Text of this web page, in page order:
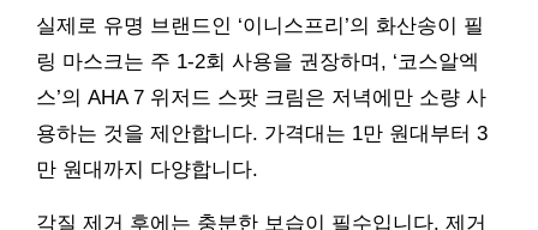
실제로 유명 브랜드인 ‘이니스프리’의 화산송이 필
링 마스크는 주 1-2회 사용을 권장하며, ‘코스알엑
스’의 AHA 7 위저드 스팟 크림은 저녁에만 소량 사
용하는 것을 제안합니다. 가격대는 1만 원대부터 3
만 원대까지 다양합니다.
각질 제거 후에는 충분한 보습이 필수입니다. 제거